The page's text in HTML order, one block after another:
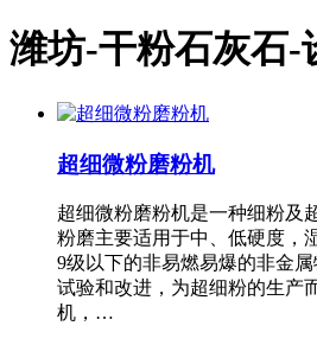
潍坊-干粉石灰石-
超细微粉磨粉机
超细微粉磨粉机是一种细粉及
粉磨主要适用于中、低硬度，
9级以下的非易燃易爆的非金
试验和改进，为超细粉的生产
机，…